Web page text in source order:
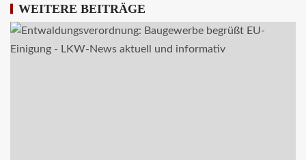
WEITERE BEITRÄGE